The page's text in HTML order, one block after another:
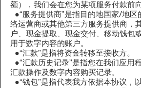
额），我们会在您为某项服务付款
●“服务提供商”是指目的地国家/地区
络运营商或其他第三方服务提供商，
户、现金提取、现金交付、移动钱包
用于数字内容的账户。
●“汇款”是指将资金转移至接收方。
●“汇款历史记录”是指您在我们应用
汇款操作及数字内容购买记录。
●“钱包”是指代表我方依据本协议，